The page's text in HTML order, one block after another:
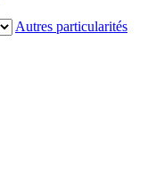
Autres particularités